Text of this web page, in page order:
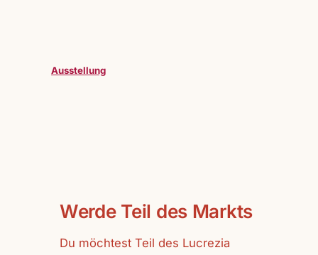
Ausstellung
Werde Teil des Markts
Du möchtest Teil des Lucrezia